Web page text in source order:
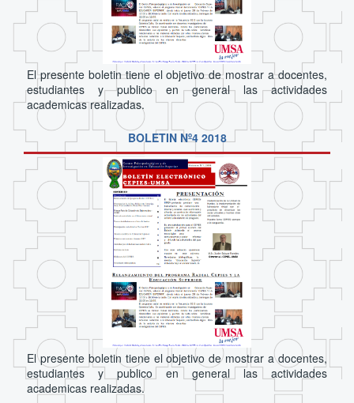
El presente boletin tiene el objetivo de mostrar a docentes,
estudiantes y publico en general las actividades
academicas realizadas.
BOLETIN Nº4 2018
El presente boletin tiene el objetivo de mostrar a docentes,
estudiantes y publico en general las actividades
academicas realizadas.